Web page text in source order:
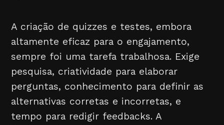
A criação de quizzes e testes, embora
altamente eficaz para o engajamento,
sempre foi uma tarefa trabalhosa. Exige
pesquisa, criatividade para elaborar
perguntas, conhecimento para definir as
alternativas corretas e incorretas, e
tempo para redigir feedbacks. A